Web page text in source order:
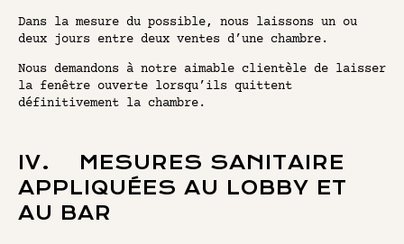
Dans la mesure du possible, nous laissons un ou
deux jours entre deux ventes d’une chambre.
Nous demandons à notre aimable clientèle de laisser
la fenêtre ouverte lorsqu’ils quittent
définitivement la chambre.
IV. MESURES SANITAIRE
APPLIQUÉES AU LOBBY ET
AU BAR